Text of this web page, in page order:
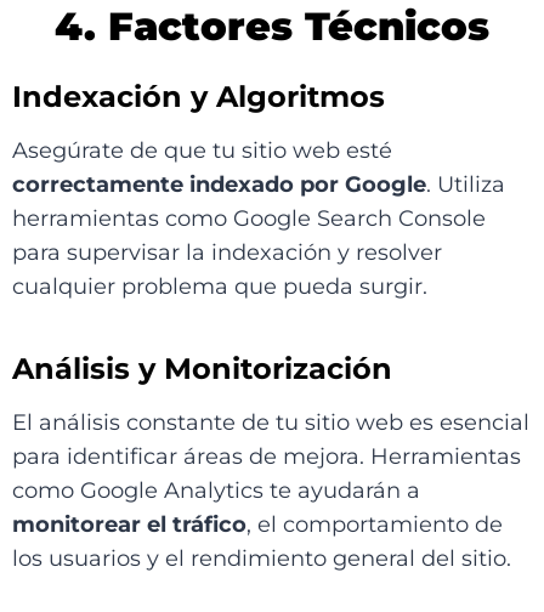
4. Factores Técnicos
Indexación y Algoritmos
Asegúrate de que tu sitio web esté
correctamente indexado por Google. Utiliza
herramientas como Google Search Console
para supervisar la indexación y resolver
cualquier problema que pueda surgir.
Análisis y Monitorización
El análisis constante de tu sitio web es esencial
para identificar áreas de mejora. Herramientas
como Google Analytics te ayudarán a
monitorear el tráfico, el comportamiento de
los usuarios y el rendimiento general del sitio.